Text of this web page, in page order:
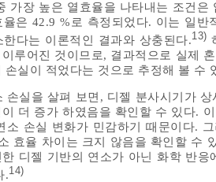
가장 높은 열효율을 나타내는 조건
은 42.9 %로 측정되었다. 이는 일
다는 이론적인 결과와 상충된다.13)
루어진 것이므로, 결과적으로 실제
손실이 적었다는 것으로 추정해 볼 수
손실을 살펴 보면, 디젤 분사시기가
더 증가 하였음을 확인할 수 있다.
소 손실 변화가 민감하기 때문이다.
효율 차이는 크지 않음을 확인할 수
디젤 기반의 연소가 아닌 화학 반
.14)